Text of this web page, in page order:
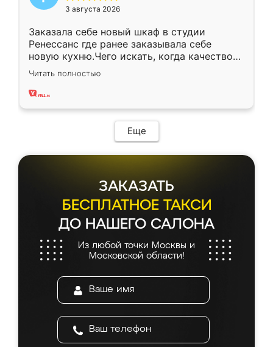
3 августа 2026
Заказала себе новый шкаф в студии
Ренессанс где ранее заказывала себе
новую кухню.Чего искать, когда качеством
вполне довольна. Служит кухня уже почти
два года, нареканий нет.
Читать полностью
Еще
ЗАКАЗАТЬ
БЕСПЛАТНОЕ ТАКСИ
ДО НАШЕГО САЛОНА
Из любой точки Москвы и
Московской области!